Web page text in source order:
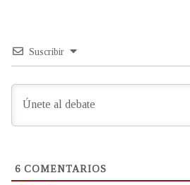
Suscribir
6 COMENTARIOS